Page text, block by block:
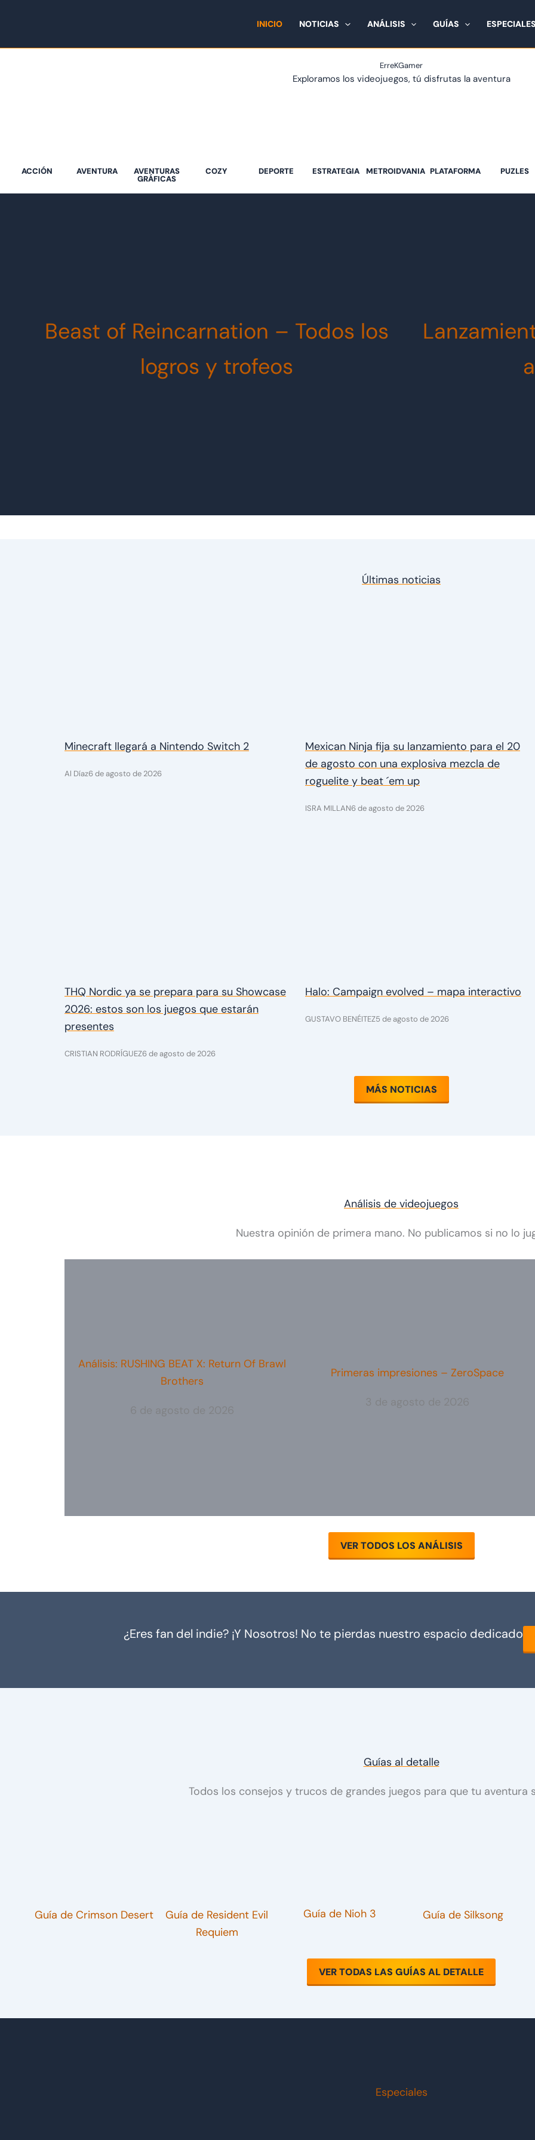
INICIO NOTICIAS ANÁLISIS GUÍAS ESPECIALES
ErreKGamer
Exploramos los videojuegos, tú disfrutas la aventura
ACCIÓN AVENTURA AVENTURAS
GRÁFICAS
COZY DEPORTE ESTRATEGIA METROIDVANIA PLATAFORMA PUZLES
Beast of Reincarnation – Todos los
logros y trofeos
Últimas noticias
Minecraft llegará a Nintendo Switch 2
Al Díaz6 de agosto de 2026
Mexican Ninja fija su lanzamiento para el 20
de agosto con una explosiva mezcla de
roguelite y beat ´em up
ISRA MILLAN6 de agosto de 2026
THQ Nordic ya se prepara para su Showcase
2026: estos son los juegos que estarán
presentes
CRISTIAN RODRÍGUEZ6 de agosto de 2026
Halo: Campaign evolved – mapa interactivo
GUSTAVO BENÉITEZ5 de agosto de 2026
MÁS NOTICIAS
Análisis de videojuegos
Nuestra opinión de primera mano. No publicamos si no lo
Análisis: RUSHING BEAT X: Return Of Brawl
Brothers
6 de agosto de 2026
Primeras impresiones – ZeroSpace
3 de agosto de 2026
VER TODOS LOS ANÁLISIS
¿Eres fan del indie? ¡Y Nosotros! No te pierdas nuestro espacio dedicado
Guías al detalle
Todos los consejos y trucos de grandes juegos para que tu aventura
Guía de Crimson Desert
Guía de Resident Evil
Requiem
Guía de Nioh 3 Guía de Silksong
VER TODAS LAS GUÍAS AL DETALLE
Especiales